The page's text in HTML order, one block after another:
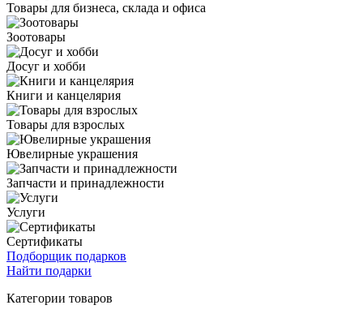
Товары для бизнеса, склада и офиса
Зоотовары
Досуг и хобби
Книги и канцелярия
Товары для взрослых
Ювелирные украшения
Запчасти и принадлежности
Услуги
Сертификаты
Подборщик подарков
Найти подарки
Категории товаров